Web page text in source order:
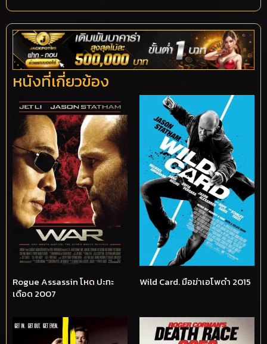
หนังที่เกี่ยวข้อง
Rogue Assassin โหด ปะทะ
เดือด 2007
Wild Card. มือฆ่าเอโพดำ 2015